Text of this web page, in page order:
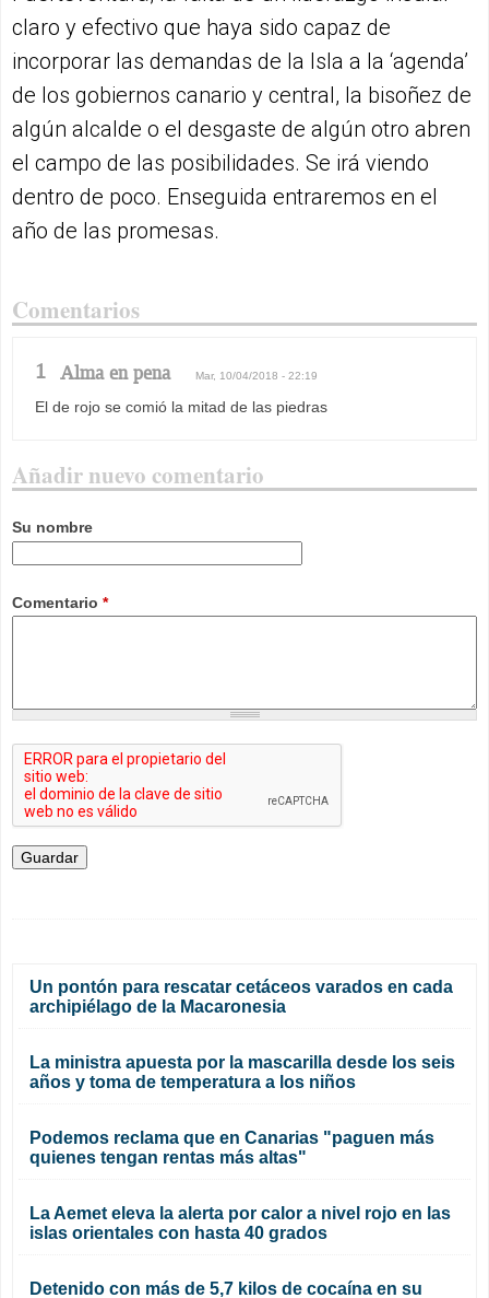
claro y efectivo que haya sido capaz de
incorporar las demandas de la Isla a la ‘agenda’
de los gobiernos canario y central, la bisoñez de
algún alcalde o el desgaste de algún otro abren
el campo de las posibilidades. Se irá viendo
dentro de poco. Enseguida entraremos en el
año de las promesas.
Comentarios
1 Alma en pena Mar, 10/04/2018 - 22:19
El de rojo se comió la mitad de las piedras
Añadir nuevo comentario
Su nombre
Comentario *
Un pontón para rescatar cetáceos varados en cada
archipiélago de la Macaronesia
La ministra apuesta por la mascarilla desde los seis
años y toma de temperatura a los niños
Podemos reclama que en Canarias "paguen más
quienes tengan rentas más altas"
La Aemet eleva la alerta por calor a nivel rojo en las
islas orientales con hasta 40 grados
Detenido con más de 5,7 kilos de cocaína en su